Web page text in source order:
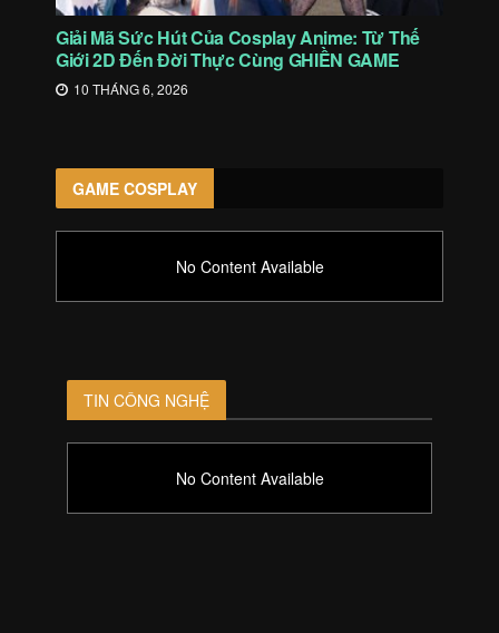
Giải Mã Sức Hút Của Cosplay Anime: Từ Thế
Giới 2D Đến Đời Thực Cùng GHIỀN GAME
10 THÁNG 6, 2026
GAME COSPLAY
No Content Available
TIN CÔNG NGHỆ
No Content Available